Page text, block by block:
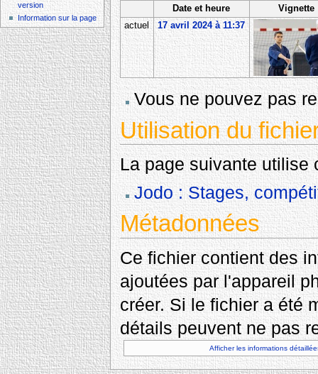
Date et heure
Vignette
actuel
17 avril 2024 à 11:37
Vous ne pouvez pas
Utilisation du
La page suivante utilise
Jodo : Stages,
Métadonnées
Ce fichier contient des
ajoutées par l'appareil
créer. Si le fichier a été
détails peuvent ne pas
Afficher les informations
version
Information sur la page